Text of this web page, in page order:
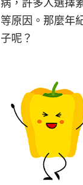
病，許多人選擇
等原因。那麼年
子呢？